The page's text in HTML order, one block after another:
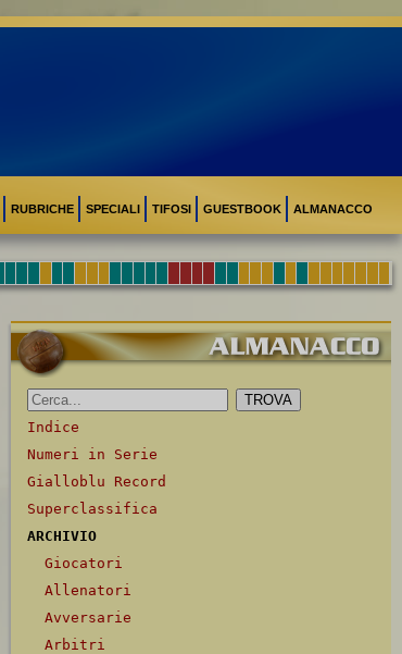
RUBRICHE SPECIALI TIFOSI GUESTBOOK ALMANACCO
Indice
Numeri in Serie
Gialloblu Record
Superclassifica
ARCHIVIO
Giocatori
Allenatori
Avversarie
Arbitri